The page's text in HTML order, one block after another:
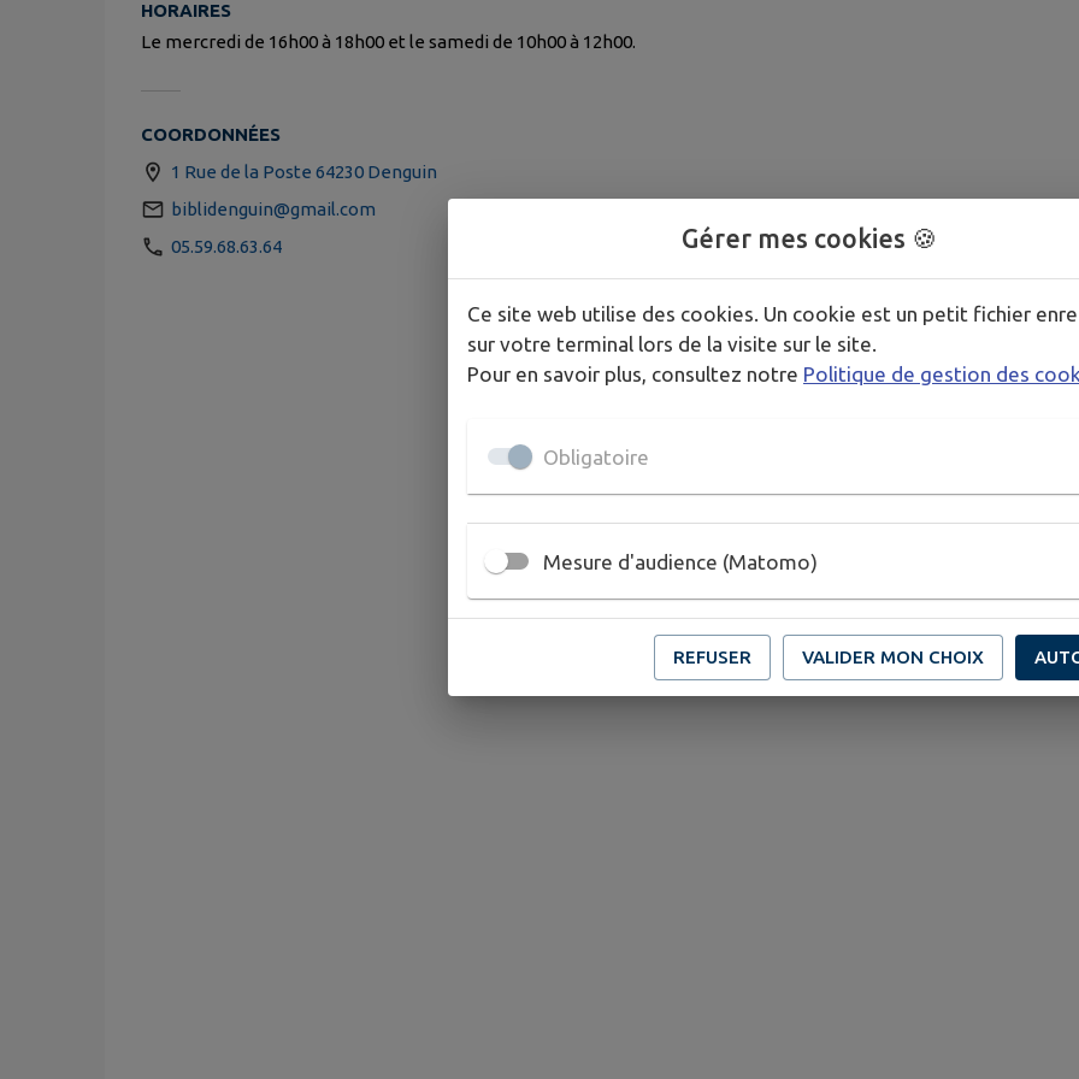
HORAIRES
Le mercredi de 16h00 à 18h00 et le samedi de 10h00 à 12h00.
COORDONNÉES
1 Rue de la Poste 64230 Denguin
biblidenguin@gmail.com
05.59.68.63.64
Gérer mes cookies 🍪
Ce site web utilise des cookies. Un cookie est un petit fichier
sur votre terminal lors de la visite sur le site.
Pour en savoir plus, consultez notre Politique de gestion des
Obligatoire
Mesure d'audience (Matomo)
REFUSER VALIDER MON CHOIX